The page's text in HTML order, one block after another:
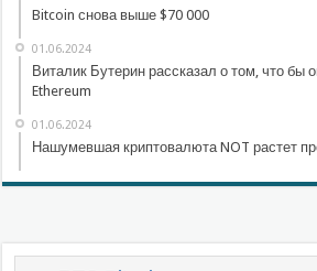
Bitcoin снова выше $70 000
01.06.2024
Виталик Бутерин рассказал о том, что бы
Ethereum
01.06.2024
Нашумевшая криптовалюта NOT растет